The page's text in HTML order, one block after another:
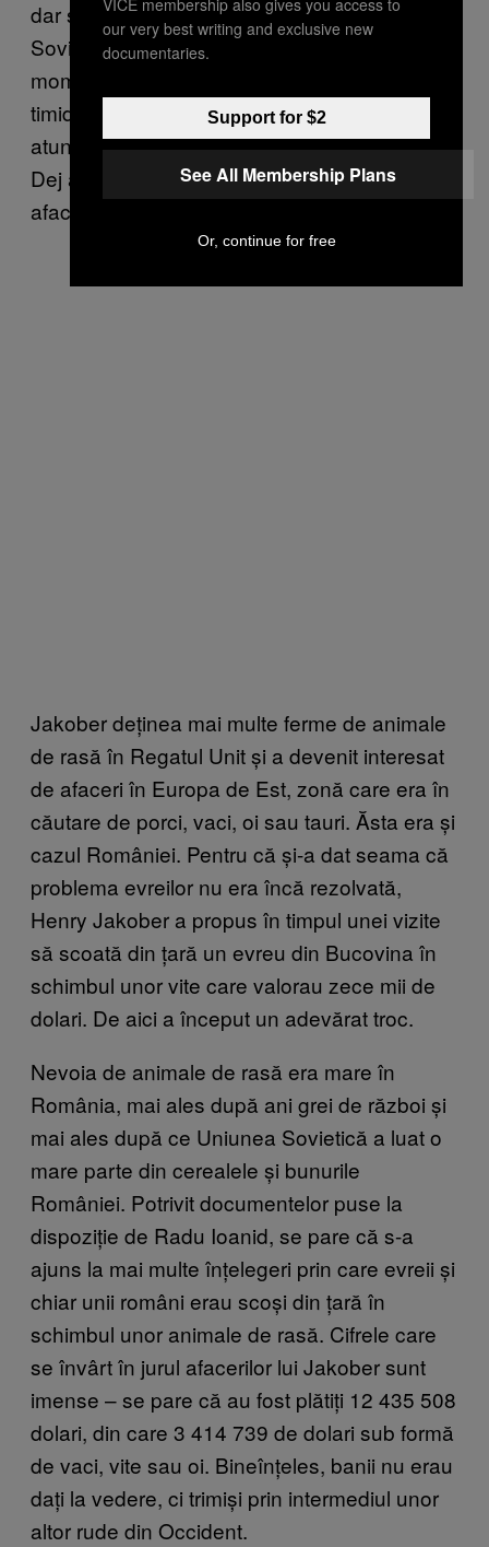
dar și cu animale. Retragerea trupelor Uniunii
Sovietice de pe teritoriul României din 1958 e
momentul cheie în care România încearcă
timid să se apropie și față de Occident. Tot
atunci, în perioada lui Gheorghe Gheorghiu-
Dej apare în scenă Henry Jakober, un om de
afaceri britanic de origine evreiască.
Jakober deținea mai multe ferme de animale
de rasă în Regatul Unit și a devenit interesat
de afaceri în Europa de Est, zonă care era în
căutare de porci, vaci, oi sau tauri. Ăsta era și
cazul României. Pentru că și-a dat seama că
problema evreilor nu era încă rezolvată,
Henry Jakober a propus în timpul unei vizite
să scoată din țară un evreu din Bucovina în
schimbul unor vite care valorau zece mii de
dolari. De aici a început un adevărat troc.
Nevoia de animale de rasă era mare în
România, mai ales după ani grei de război și
mai ales după ce Uniunea Sovietică a luat o
mare parte din cerealele și bunurile
României. Potrivit documentelor puse la
dispoziție de Radu Ioanid, se pare că s-a
ajuns la mai multe înțelegeri prin care evreii și
chiar unii români erau scoși din țară în
schimbul unor animale de rasă. Cifrele care
se învârt în jurul afacerilor lui Jakober sunt
imense – se pare că au fost plătiți 12 435 508
dolari, din care 3 414 739 de dolari sub formă
de vaci, vite sau oi. Bineînțeles, banii nu erau
dați la vedere, ci trimiși prin intermediul unor
altor rude din Occident.
our very best writing and exclusive new
documentaries.
Support for $2
See All Membership Plans
Or, continue for free